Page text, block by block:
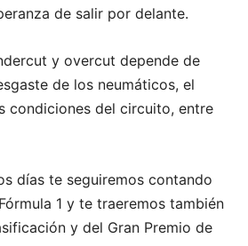
de salir por delante.
y overcut depende de
de los neumáticos, el
condiciones del circuito, entre
días te seguiremos contando
1 y te traeremos también
y del Gran Premio de